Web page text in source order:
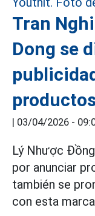
Tran
Dong se
| 03/04/2026 -
Lý Nhược
por anunciar
también se
con esta